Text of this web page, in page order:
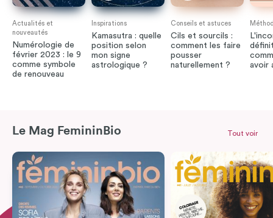
Actualités et
nouveautés
Numérologie de
février 2023 : le 9
comme symbole
de renouveau
Inspirations
Kamasutra : quelle
position selon
mon signe
astrologique ?
Conseils et astuces
Cils et sourcils :
comment les faire
pousser
naturellement ?
avoir
Le Mag FemininBio Tout voir